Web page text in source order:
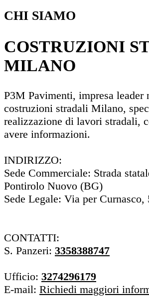
CHI SIAMO
COSTRUZIONI
MILANO
P3M Pavimenti, impresa leader
costruzioni stradali Milano,
realizzazione di lavori stradali,
avere informazioni.
INDIRIZZO:
Sede Commerciale: Strada
Pontirolo Nuovo (BG)
Sede Legale: Via per Curnasco,
CONTATTI:
S. Panzeri: 3358388747
Ufficio: 3274296179
E-mail: Richiedi maggiori